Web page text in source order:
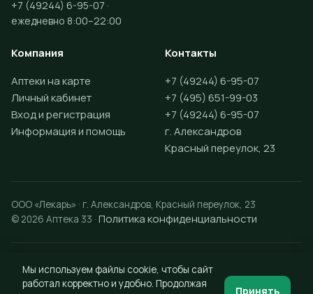
+7 (49244) 6-95-07 ·
ежедневно 8:00–22:00
Компания
Аптеки на карте
Личный кабинет
Вход и регистрация
Информация и помощь
Контакты
+7 (49244) 6-95-07
+7 (495) 651-99-03
+7 (49244) 6-95-07
г. Александров
Красный переулок, 23
ООО «Лекарь» · г. Александров, Красный переулок, 23
© 2026 Аптека 33 · Политика конфиденциальности
Мы используем файлы cookie, чтобы сайт
работал корректно и удобно. Продолжая
Принять